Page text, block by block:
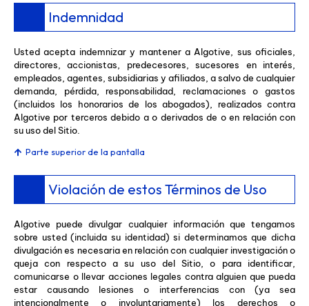
Indemnidad
Usted acepta indemnizar y mantener a Algotive, sus oficiales,
directores, accionistas, predecesores, sucesores en interés,
empleados, agentes, subsidiarias y afiliados, a salvo de cualquier
demanda, pérdida, responsabilidad, reclamaciones o gastos
(incluidos los honorarios de los abogados), realizados contra
Algotive por terceros debido a o derivados de o en relación con
su uso del Sitio.
Parte superior de la pantalla
Violación de estos Términos de Uso
Algotive puede divulgar cualquier información que tengamos
sobre usted (incluida su identidad) si determinamos que dicha
divulgación es necesaria en relación con cualquier investigación o
queja con respecto a su uso del Sitio, o para identificar,
comunicarse o llevar acciones legales contra alguien que pueda
estar causando lesiones o interferencias con (ya sea
intencionalmente o involuntariamente) los derechos o